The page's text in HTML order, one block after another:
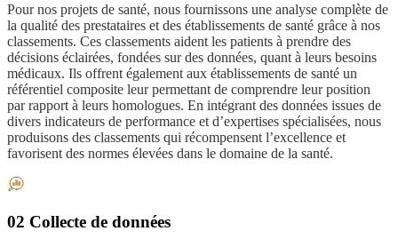
Pour nos projets de santé, nous fournissons une analyse complète de
la qualité des prestataires et des établissements de santé grâce à nos
classements. Ces classements aident les patients à prendre des
décisions éclairées, fondées sur des données, quant à leurs besoins
médicaux. Ils offrent également aux établissements de santé un
référentiel composite leur permettant de comprendre leur position
par rapport à leurs homologues. En intégrant des données issues de
divers indicateurs de performance et d’expertises spécialisées, nous
produisons des classements qui récompensent l’excellence et
favorisent des normes élevées dans le domaine de la santé.
02 Collecte de données